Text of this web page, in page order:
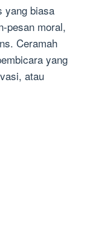
yang biasa
pesan moral,
Ceramah
yang
atau